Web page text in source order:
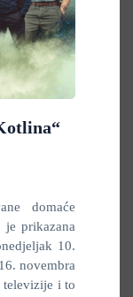
domaće
prikazana
10.
novembra
televizije i to